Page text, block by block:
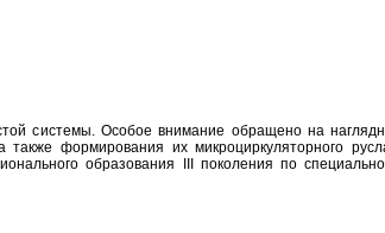
системы. Особое внимание обращено на
формирования их микроциркуляторного
образования III поколения по